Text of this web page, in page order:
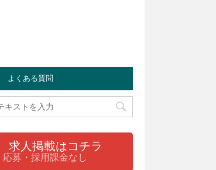
よくある質問
求人掲載はコチラ
応募・採用課金なし